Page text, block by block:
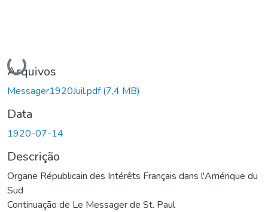
Carregando...
Arquivos
Messager1920Juil.pdf(7,4 MB)
Data
1920-07-14
Descrição
Organe Républicain des Intérêts Français dans l'Amérique du
Sud
Continuação de Le Messager de St. Paul